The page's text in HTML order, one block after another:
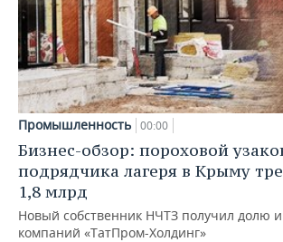
Промышленность 00:00
Бизнес-обзор: пороховой
подрядчика лагеря в Крыму
1,8 млрд
Новый собственник НЧТЗ получил долю
компаний «ТатПром-Холдинг»